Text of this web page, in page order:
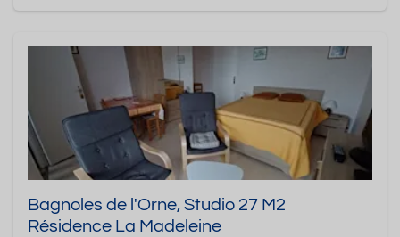
Bagnoles de l'Orne, Studio 27 M2
Résidence La Madeleine